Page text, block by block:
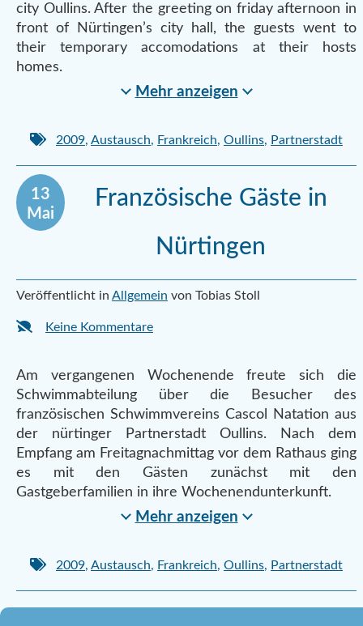
city Oullins. After the greeting on friday afternoon in
front of Nürtingen’s city hall, the guests went to
their temporary accomodations at their hosts
homes.
Mehr anzeigen
2009, Austausch, Frankreich, Oullins, Partnerstadt
13
Mai
Französische Gäste in
Nürtingen
Veröffentlicht in Allgemein von Tobias Stoll
Keine Kommentare
Am vergangenen Wochenende freute sich die
Schwimmabteilung über die Besucher des
französischen Schwimmvereins Cascol Natation aus
der nürtinger Partnerstadt Oullins. Nach dem
Empfang am Freitagnachmittag vor dem Rathaus ging
es mit den Gästen zunächst mit den
Gastgeberfamilien in ihre Wochenendunterkunft.
Mehr anzeigen
2009, Austausch, Frankreich, Oullins, Partnerstadt